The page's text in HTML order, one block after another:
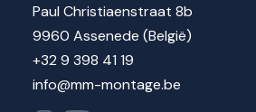
Paul Christiaenstraat 8b
9960 Assenede (België)
+32 9 398 41 19
info@mm-montage.be